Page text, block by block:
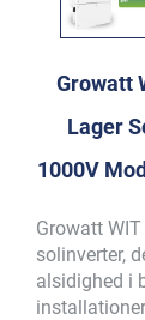
Growatt
Lager
1000V
Growatt
solinverter,
alsidighed i